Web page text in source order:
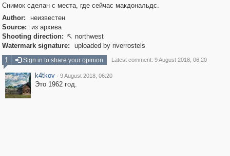
Снимок сделан с места, где сейчас макдональдс.
Author:
неизвестен
Source:
из архива
Shooting direction:  northwest
Watermark signature:
uploaded by riverrostels
1
Sign in to share your opinion Latest comment: 9 August 2018, 06:20
k4tkov · 9 August 2018, 06:20
Это 1962 год.